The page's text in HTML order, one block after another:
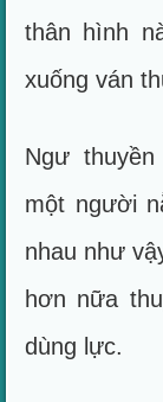
thân hình
xuống ván
Ngư
một người
nhau như
hơn nữa
dùng lực.